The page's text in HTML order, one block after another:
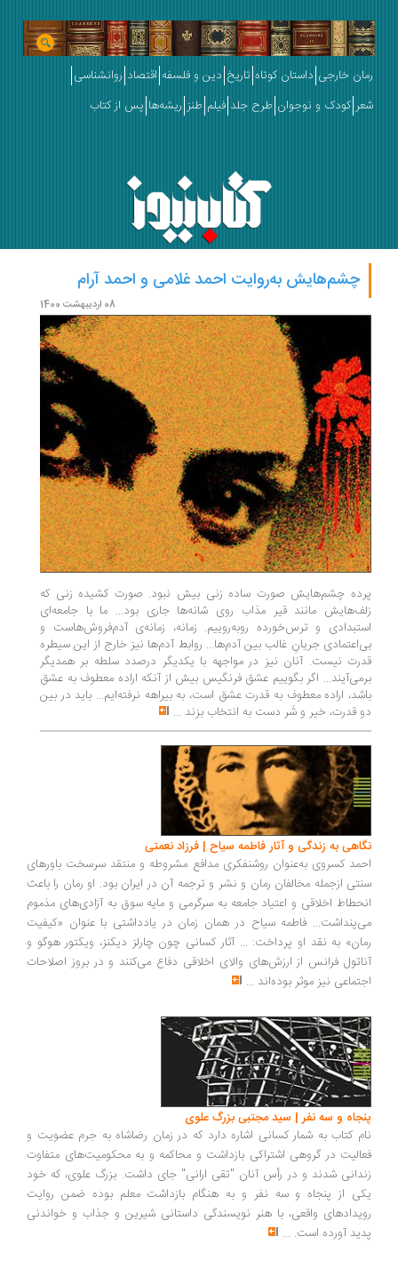
رمان خارجی داستان کوتاه تاریخ دین و فلسفه اقتصاد روانشناسی
شعر کودک و نوجوان طرح جلد فیلم طنز ریشه‌ها پس از کتاب
چشم‌هایش به‌روایت احمد غلامی و احمد آرام
08 اردیبهشت 1400
پرده چشم‌هایش صورت ساده زنی بیش نبود. صورت کشیده زنی که
زلف‌هایش مانند قیر مذاب روی شانه‌ها جاری بود... ما با جامعه‌ای
استبدادی و ترس‌خورده روبه‌روییم. زمانه، زمانه‌ی آدم‌فروش‌هاست و
بی‌اعتمادی جریانِ غالب بین آدم‌ها... روابط آدم‌ها نیز خارج از این سیطره
قدرت نیست. آنان نیز در مواجهه با یکدیگر درصدد سلطه بر همدیگر
برمی‌آیند... اگر بگوییم عشق فرنگیس بیش از آنکه اراده معطوف به عشق
باشد، اراده معطوف به قدرت عشق است، به بیراهه نرفته‌ایم... باید در بین
دو قدرت، خیر و شَر دست به انتخاب بزند ...
نگاهی به زندگی و آثار فاطمه سیاح | فرزاد نعمتی
احمد کسروی به‌عنوان روشنفکری مدافع مشروطه و منتقد سرسخت باورهای
سنتی ازجمله مخالفان رمان و نشر و ترجمه آن در ایران بود. او رمان را باعث
انحطاط اخلاقی و اعتیاد جامعه به سرگرمی و مایه سوق به آزادی‌های مذموم
می‌پنداشت... فاطمه سیاح در همان زمان در یادداشتی با عنوان «کیفیت
رمان» به نقد او پرداخت: ... آثار کسانی چون چارلز دیکنز، ویکتور هوگو و
آناتول فرانس از ارزش‌های والای اخلاقی دفاع می‌کنند و در بروز اصلاحات
اجتماعی نیز موثر بوده‌اند ...
پنجاه و سه نفر | سید مجتبی بزرگ علوی
نام کتاب به شمار کسانی اشاره دارد که در زمان رضاشاه به جرم عضویت و
فعالیت در گروهی اشتراکی بازداشت و محاکمه و به محکومیت‌های متفاوت
زندانی شدند و در رأس آنان "تقی ارانی" جای داشت. بزرگ علوی، که خود
یکی از پنجاه و سه نفر و به هنگام بازداشت معلم بوده ضمن روایت
رویدادهای واقعی، با هنر نویسندگی داستانی شیرین و جذاب و خواندنی
پدید آورده است. ...